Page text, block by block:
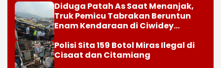
Diduga Patah As Saat Menanjak,
Truk Pemicu Tabrakan Beruntun
Enam Kendaraan di Ciwidey
Polisi Sita 159 Botol Miras Ilegal di
Cisaat dan Citamiang